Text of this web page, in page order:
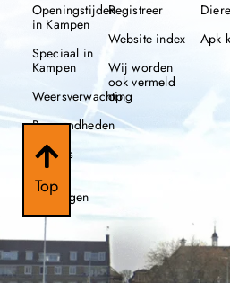
Top
Openingstijden
in Kampen
Speciaal in
Kampen
Weersverwachting
Beroemdheden
Nieuws
112
meldingen
Registreer
Website index
Wij worden
ook vermeld
op
Apk